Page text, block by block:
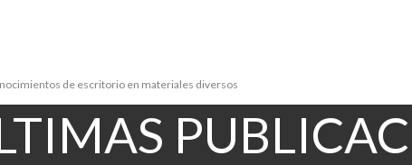
de escritorio en materiales diversos